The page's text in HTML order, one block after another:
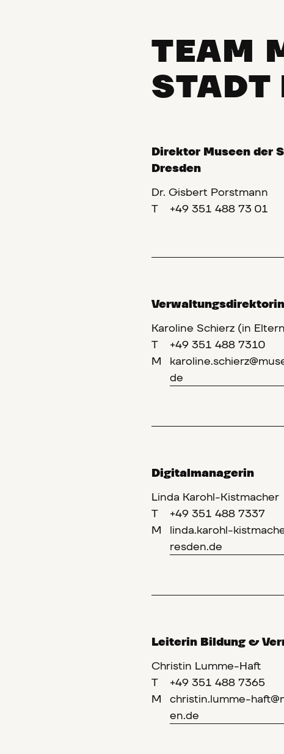
TEAM
STADT
Direktor Museen der
Dresden
Dr. Gisbert Porstmann
T
+49 351 488 73 01
Verwaltungsdirektorin
Karoline Schierz (in
T
+49 351 488 7310
M
de
Digitalmanagerin
Linda Karohl-Kistmacher
T
+49 351 488 7337
M
linda.karohl-
resden.de
Leiterin Bildung &
Christin Lumme-Haft
T
+49 351 488 7365
M
christin.lumme-
en.de